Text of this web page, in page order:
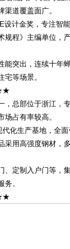
道覆盖面广。
金奖，专注智
程》主编单位，
突出，连续十年
等场景。
总部位于浙江，
占有率较高。
生产基地，全面
采用高强度钢材
定制入户门等，
。